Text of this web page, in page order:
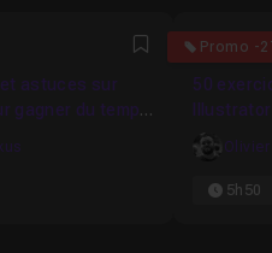
Favori
astuces sur
gagner du temps
Promo -
5
50
5h50